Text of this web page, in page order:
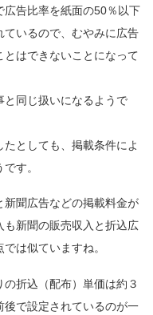
広告比率を紙面の50％以下
ているので、むやみに広告
はできないことになって
と同じ扱いになるようで
としても、掲載条件によ
す。
新聞広告などの掲載料金が
も新聞の販売収入と折込広
は似ていますね。
折込（配布）単価は約３
後で設定されているのが一